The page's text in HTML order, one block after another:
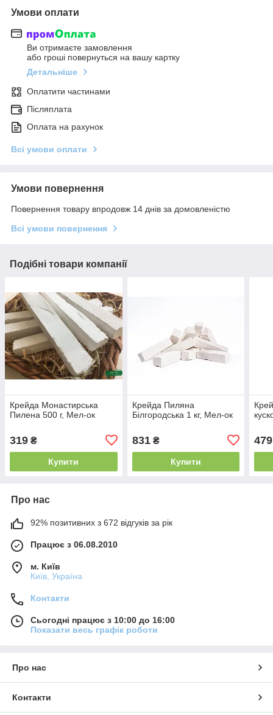
Умови оплати
Ви отримаєте замовлення
або гроші повернуться на вашу картку
Детальніше
Оплатити частинами
Післяплата
Оплата на рахунок
Всі умови оплати
Умови повернення
Повернення товару впродовж 14 днів за домовленістю
Всі умови повернення
Подібні товари компанії
Крейда Монастирська
Пилена 500 г, Мел-ок
319 ₴
Купити
Крейда Пиляна
Білгородська 1 кг, Мел-ок
831₴
Купити
479
Про нас
92% позитивних з 672 відгуків за рік
Працює з 06.08.2010
м. Київ
Київ, Україна
Контакти
Сьогодні працює з 10:00 до 16:00
Показати весь графік роботи
Про нас
Контакти